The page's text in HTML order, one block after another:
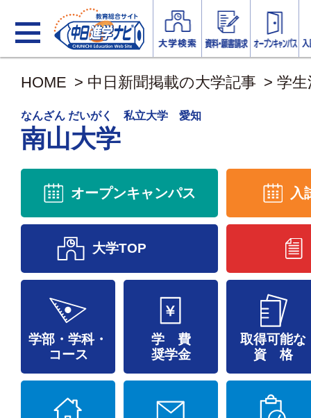
HOME > 中日新聞掲載の大学記事 > 学
なんざん だいがく 私立大学 愛知
南山大学
オープンキャンパス 入
大学TOP
学部・学科・
コース
学 費
奨学金
取得可能な
資 格